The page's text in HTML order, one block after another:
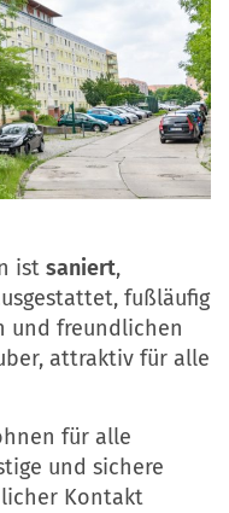
ist saniert,
fußläufig
und freundlichen
attraktiv für alle
für alle
und sichere
Kontakt